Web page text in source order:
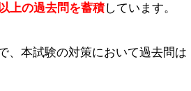
上の過去問を蓄積しています。
本試験の対策において過去問